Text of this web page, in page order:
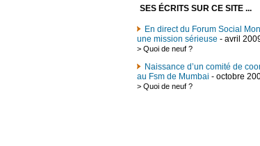
SES ÉCRITS SUR CE SITE ...
En direct du Forum Social
une mission sérieuse - avril
> Quoi de neuf ?
Naissance d’un comité de
au Fsm de Mumbai - octobre
> Quoi de neuf ?